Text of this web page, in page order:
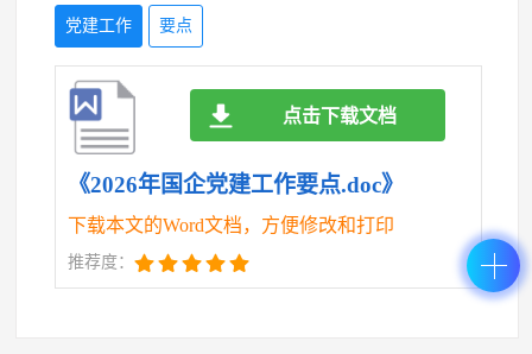
四、坚持建强队伍、锻造本领，全面提升企业发
展竞争力
16.树立选人用人正确导向。毫不动摇地坚持党管
方、兴企有为、清正廉洁”国企好干部“二十字”标准，
坚持高标准、严要求，认真执行选人用人程序。始终
突出政治标准，将听其言、观其行、察其表、析其里
党建工作 要点
《2026年国企党建工作要点.doc》
下载本文的Word文档，方便修改和打印
推荐度：
点击下载文档